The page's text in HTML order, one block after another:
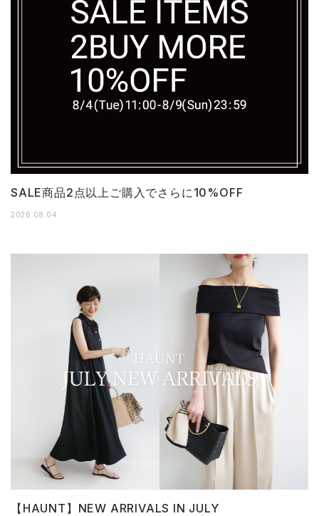
SALE商品2点以上ご購入でさらに10%OFF
2026.08.04
【HAUNT】NEW ARRIVALS IN JULY